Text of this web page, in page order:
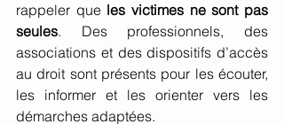
rappeler que les victimes ne sont pas
seules. Des professionnels, des
associations et des dispositifs d’accès
au droit sont présents pour les écouter,
les informer et les orienter vers les
démarches adaptées.